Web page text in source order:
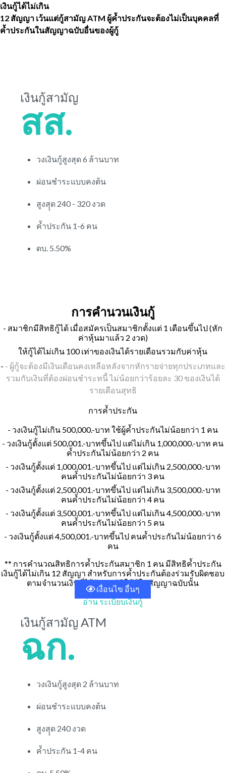
เงินกู้ได้ไม่เกิน
12 สัญญา เว้นแต่กู้สามัญ ATM ผู้ค้ำประกันจะต้องไม่เป็นบุคคลที่
ค้ำประกันในสัญญาฉบับอื่นของผู้กู้
เงินกู้สามัญ
สส.
วงเงินกู้สูงสุด 6 ล้านบาท
ผ่อนชำระแบบคงต้น
สูงสุุด 240 - 320 งวด
ค้ำประกัน 1-6 คน
ดบ. 5.50%
การคำนวนเงินกู้
- สมาชิกมีสิทธิกู้ได้ เมื่อสมัครเป็นสมาชิกตั้งแต่ 1 เดือนขึ้นไป (หัก
ค่าหุ้นมาแล้ว 2 งวด)
ให้กู้ได้ไม่เกิน 100 เท่าของเงินได้รายเดือนรวมกับค่าหุ้น
- - ผู้กู้จะต้องมีเงินเดือนคงเหลือหลังจากหักรายจ่ายทุกประเภทและ
รวมกับเงินที่ต้องผ่อนชำระหนี้ ไม่น้อยกว่าร้อยละ 30 ของเงินได้
รายเดือนสุทธิ
การค้ำประกัน
- วงเงินกู้ไม่เกิน 500,000.-บาท ใช้ผู้ค้ำประกันไม่น้อยกว่า 1 คน
- วงเงินกู้ตั้งแต่ 500,001.-บาทขึ้นไป แต่ไม่เกิน 1,000,000.-บาท คน
ค้ำประกันไม่น้อยกว่า 2 คน
- วงเงินกู้ตั้งแต่ 1,000,001.-บาทขึ้นไป แต่ไม่เกิน 2,500,000.-บาท
คนค้ำประกันไม่น้อยกว่า 3 คน
- วงเงินกู้ตั้งแต่ 2,500,001.-บาทขึ้นไป แต่ไม่เกิน 3,500,000.-บาท
คนค้ำประกันไม่น้อยกว่า 4 คน
- วงเงินกู้ตั้งแต่ 3,500,001.-บาทขึ้นไป แต่ไม่เกิน 4,500,000.-บาท
คนค้ำประกันไม่น้อยกว่า 5 คน
- วงเงินกู้ตั้งแต่ 4,500,001.-บาทขึ้นไป คนค้ำประกันไม่น้อยกว่า 6
คน
** การคำนวณสิทธิการค้ำประกันสมาชิก 1 คน มีสิทธิค้ำประกัน
เงินกู้ได้ไม่เกิน 12 สัญญา สำหรับการค้ำประกันต้องร่วมรับผิดชอบ
ตามจำนวนเงินที่ได้รับอนุมัติให้กู้ในสัญญาฉบับนั้น
อ่าน ระเบียบเงินกู้
เงื่อนไข อื่นๆ
เงินกู้สามัญ ATM
ฉก.
วงเงินกู้สูงสุด 2 ล้านบาท
ผ่อนชำระแบบคงต้น
สูงสุุด 240 งวด
ค้ำประกัน 1-4 คน